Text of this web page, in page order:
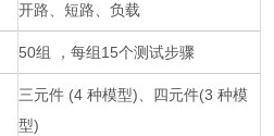
开路、短路、负载
50组 ，每组15个测试步骤
三元件 (4 种模型)、四元件(3 种模
型)